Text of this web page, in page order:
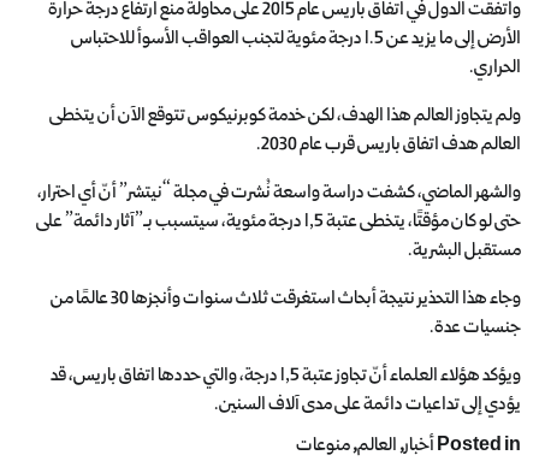
واتفقت الدول في اتفاق باريس عام 2015 على محاولة منع ارتفاع درجة حرارة
الأرض إلى ما يزيد عن 1.5 درجة مئوية لتجنب العواقب الأسوأ للاحتباس
الحراري.
ولم يتجاوز العالم هذا الهدف، لكن خدمة كوبرنيكوس تتوقع الآن أن يتخطى
العالم هدف اتفاق باريس قرب عام 2030.
والشهر الماضي، كشفت دراسة واسعة نُشرت في مجلة “نيتشر” أنّ أي احترار،
حتى لو كان مؤقتًا، يتخطى عتبة 1,5 درجة مئوية، سيتسبب بـ”آثار دائمة” على
مستقبل البشرية.
وجاء هذا التحذير نتيجة أبحاث استغرقت ثلاث سنوات وأنجزها 30 عالمًا من
جنسيات عدة.
ويؤكد هؤلاء العلماء أنّ تجاوز عتبة 1,5 درجة، والتي حددها اتفاق باريس، قد
يؤدي إلى تداعيات دائمة على مدى آلاف السنين.
Posted inأخبار,العالم,منوعات